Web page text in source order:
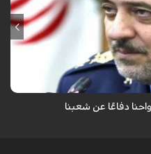
الطيار بهمن بهمرد "ان القوات
الإيراني".
دفاعًا عن شعبنا